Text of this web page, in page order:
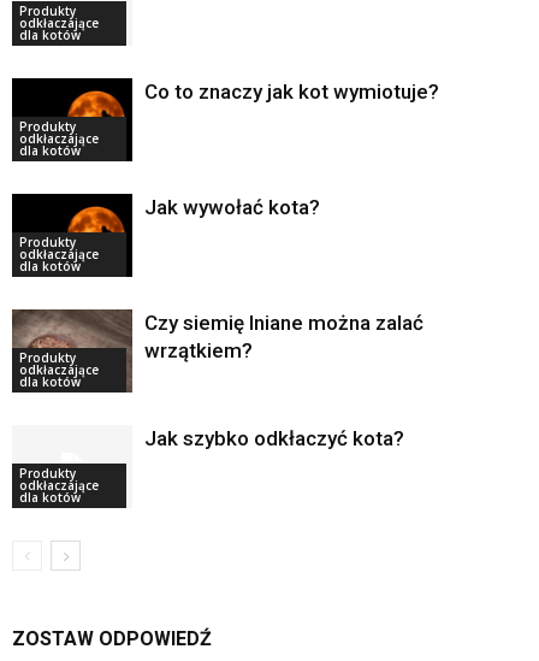
Produkty
odkłaczające
dla kotów
Produkty
odkłaczające
dla kotów
Co to znaczy jak kot wymiotuje?
Produkty
odkłaczające
dla kotów
Jak wywołać kota?
Produkty
odkłaczające
dla kotów
Czy siemię lniane można zalać
wrzątkiem?
Produkty
odkłaczające
dla kotów
Jak szybko odkłaczyć kota?
ZOSTAW ODPOWIEDŹ